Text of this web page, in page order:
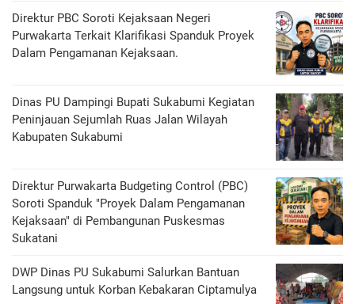
Direktur PBC Soroti Kejaksaan Negeri
Purwakarta Terkait Klarifikasi Spanduk Proyek
Dalam Pengamanan Kejaksaan.
Dinas PU Dampingi Bupati Sukabumi Kegiatan
Peninjauan Sejumlah Ruas Jalan Wilayah
Kabupaten Sukabumi
Direktur Purwakarta Budgeting Control (PBC)
Soroti Spanduk "Proyek Dalam Pengamanan
Kejaksaan" di Pembangunan Puskesmas
Sukatani
DWP Dinas PU Sukabumi Salurkan Bantuan
Langsung untuk Korban Kebakaran Ciptamulya